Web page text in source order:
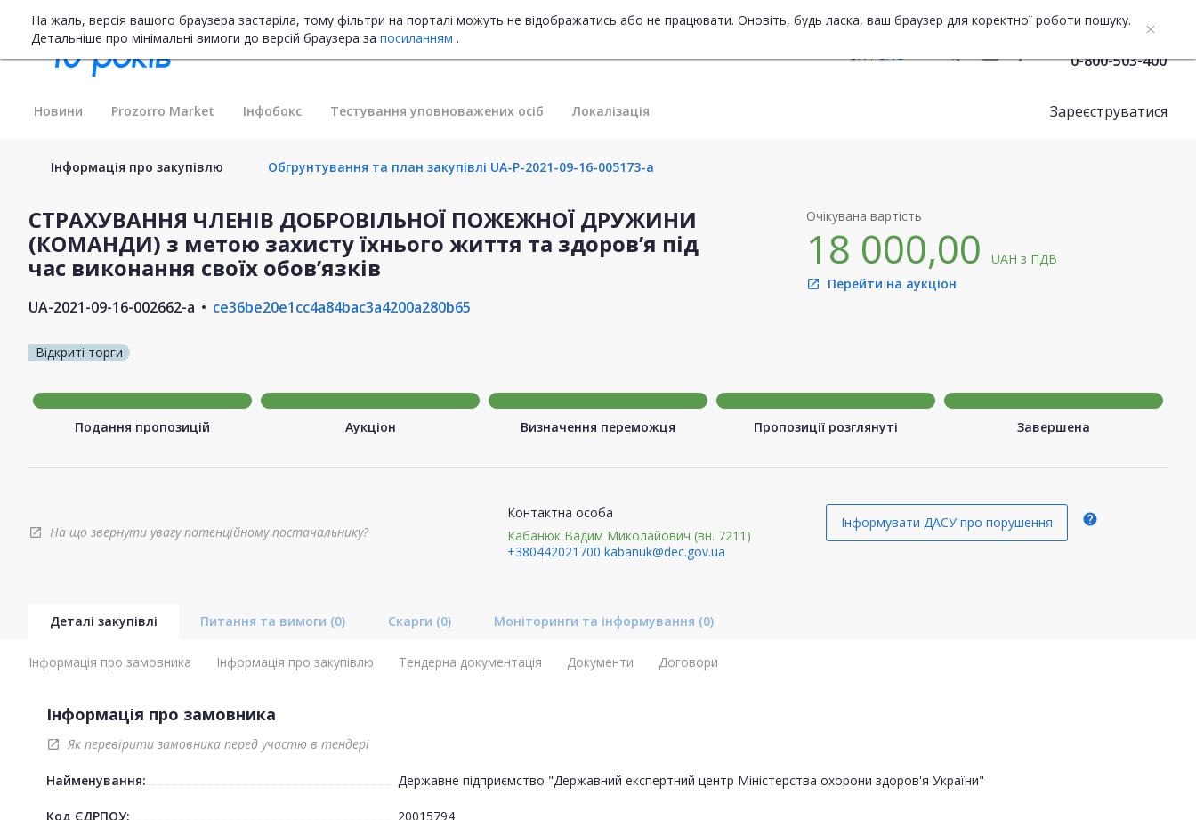
На жаль, версія вашого браузера застаріла, тому фільтри на порталі можуть не відображатись або не працювати. Оновіть, будь ласка, ваш браузер для коректної роботи пошуку.
Детальніше про мінімальні вимоги до версій браузера за посиланням .
UA
ENG 0-800-503-400
Новини Prozorro Market Інфобокс Тестування уповноважених осіб Локалізація Зареєструватися
Інформація про закупівлю Обгрунтування та план закупівлі UA-P-2021-09-16-005173-a
СТРАХУВАННЯ ЧЛЕНІВ ДОБРОВІЛЬНОЇ ПОЖЕЖНОЇ ДРУЖИНИ
(КОМАНДИ) з метою захисту їхнього життя та здоров’я під
час виконання своїх обов’язків
UA-2021-09-16-002662-a ce36be20e1cc4a84bac3a4200a280b65
Відкриті торги
Очікувана вартість
18 000,00UAHз ПДВ
open_in_new Перейти на аукціон
Подання пропозицій Аукціон Визначення переможця Пропозиції розглянуті Завершена
open_in_new На що звернути увагу потенційному постачальнику?
Контактна особа
Кабанюк Вадим Миколайович (вн. 7211)
+380442021700 kabanuk@dec.gov.ua
Інформувати ДАСУ про порушення help
Деталі закупівлі Питання та вимоги (0) Скарги (0) Моніторинги та інформування (0)
Інформація про замовника Інформація про закупівлю Тендерна документація Документи Договори
Інформація про замовника
open_in_new Як перевірити замовника перед участю в тендері
Найменування: Державне підприємство "Державний експертний центр Міністерства охорони здоров'я України"
Код ЄДРПОУ: 20015794